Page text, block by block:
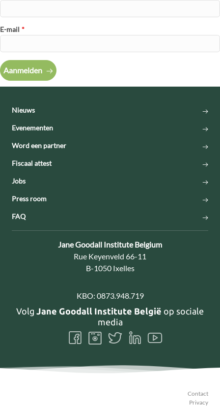
E-mail *
Aanmelden
Nieuws
Evenementen
Word een partner
Fiscaal attest
Jobs
Press room
FAQ
Contact:
Jane Goodall Institute Belgium
Adres:
Rue Keyenveld 66-11
B-1050 Ixelles
KBO: 0873.948.719
Volg Jane Goodall Institute België op sociale
media
Volg
ons
Volg
ons
Volg
ons
Volg
ons
Volg
ons
Contact
Privacy